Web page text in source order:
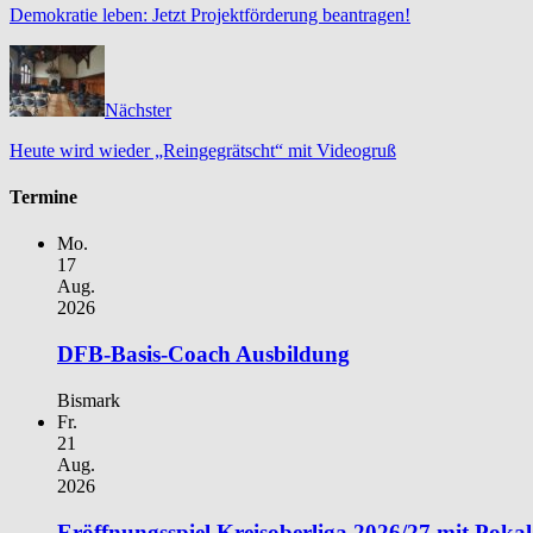
Demokratie leben: Jetzt Projektförderung beantragen!
Nächster
Heute wird wieder „Reingegrätscht“ mit Videogruß
Termine
Mo.
17
Aug.
2026
DFB-Basis-Coach Ausbildung
Bismark
Fr.
21
Aug.
2026